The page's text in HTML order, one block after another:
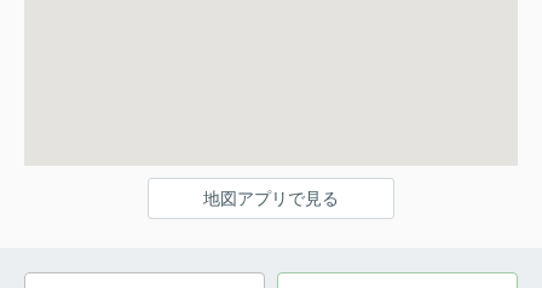
地図アプリで見る